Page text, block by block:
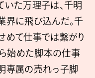
いた万理子は、千明
界に飛び込んだ。千
めて仕事では繋がり
始めた脚本の仕事
専属の売れっ子脚